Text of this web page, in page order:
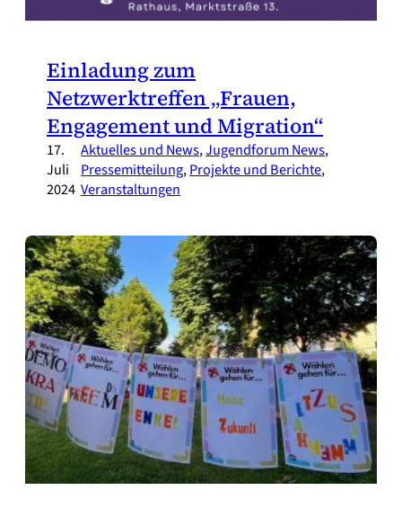
Einladung zum
Netzwerktreffen „Frauen,
Engagement und Migration“
17.
Juli
2024
Aktuelles und News, Jugendforum News
Pressemitteilung, Projekte und Berichte
Veranstaltungen